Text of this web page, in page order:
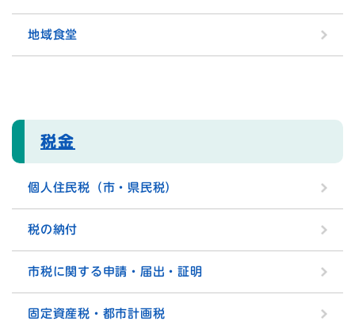
地域食堂
税金
個人住民税（市・県民税）
税の納付
市税に関する申請・届出・証明
固定資産税・都市計画税